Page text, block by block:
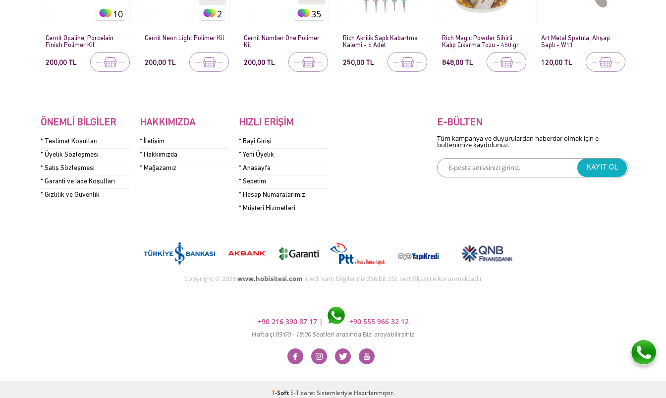
2
Cernit Neon Light Polimer Kil
200,00 TL
35
Cernit Number One Polimer
200,00 TL
Rich Akrilik Saplı Kabartma
Kalemi - 5 Adet
250,00 TL
Rich Magic Powder Sihirli
Kalıp Çıkarma Tozu - 450 gr
848,00 TL
Art Metal Spatula, Ahşap
Saplı - W11
120,00 TL
Art Metal Spatula, Ahşap
Saplı - W6
120,00 TL
ÖNEMLI BILGILER
* Teslimat Koşulları
* Üyelik Sözleşmesi
* Satış Sözleşmesi
* Garanti ve İade Koşulları
* Gizlilik ve Güvenlik
HAKKIMIZDA
* İletişim
* Hakkımızda
* Mağazamız
HIZLI ERIŞIM
* Bayi Girişi
* Yeni Üyelik
* Anasayfa
* Sepetim
* Hesap Numaralarımız
* Müşteri Hizmetleri
E-BÜLTEN
Tüm kampanya ve duyurulardan haberdar olmak için e-
bültenimize kaydolunuz.
Copyright © 2026www.hobisitesi.com Kredi kartı bilgileriniz 256 bit SSL sertifikası ile korunmaktadır
+90 216 390 87 17 | +90 555 966 32 12
Haftaiçi 09:00 - 18:00Saatleri arasında Bizi arayabilirsiniz
T-Soft E-TicaretSistemleriyle Hazırlanmıştır.